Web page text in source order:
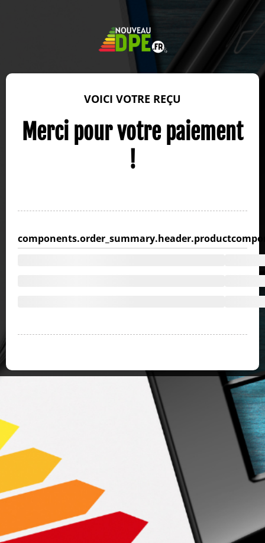
VOICI VOTRE REÇU
Merci pour votre paiement
!
components.order_summary.header.product